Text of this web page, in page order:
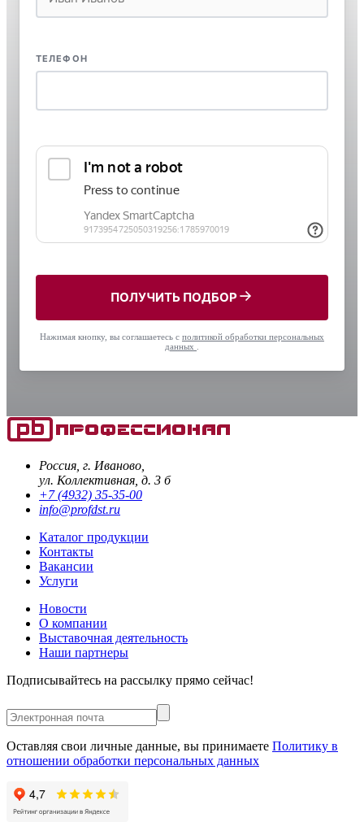
ТЕЛЕФОН
ПОЛУЧИТЬ ПОДБОР
Нажимая кнопку, вы соглашаетесь с политикой обработки персональных
данных
Россия, г. Иваново,
ул. Коллективная, д. 3 б
+7 (4932) 35-35-00
info@profdst.ru
Каталог продукции
Контакты
Вакансии
Услуги
Новости
О компании
Выставочная деятельность
Наши партнеры
Подписывайтесь на рассылку прямо сейчас!
Оставляя свои личные данные, вы принимаете Политику в
отношении обработки персональных данных